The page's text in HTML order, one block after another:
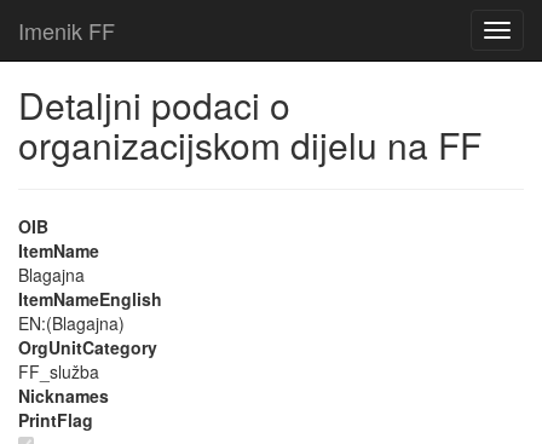
Imenik FF
Detaljni podaci o
organizacijskom dijelu na FF
OIB
ItemName
Blagajna
ItemNameEnglish
EN:(Blagajna)
OrgUnitCategory
FF_služba
Nicknames
PrintFlag